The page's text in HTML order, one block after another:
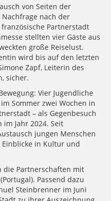
von Seiten der
nach der
Partnerstadt
stellten vier Gäste aus
große Reiselust.
wird bis auf den letzten
Zapf, Leiterin des
sicher.
Vier Jugendliche
Sommer zwei Wochen in
– als Gegenbesuch
im Jahr 2024. Seit
jungen Menschen
in Kultur und
die Partnerschaften mit
Passend dazu
Steinbrenner im Juni